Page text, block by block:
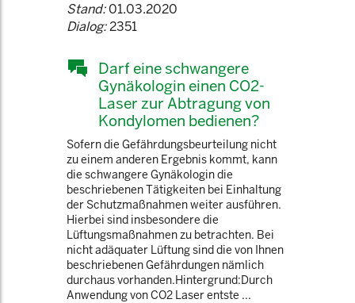
Stand:01.03.2020
Dialog:2351
Darf eine schwangere
Gynäkologin einen CO2-
Laser zur Abtragung von
Kondylomen bedienen?
Sofern die Gefährdungsbeurteilung nicht
zu einem anderen Ergebnis kommt, kann
die schwangere Gynäkologin die
beschriebenen Tätigkeiten bei Einhaltung
der Schutzmaßnahmen weiter ausführen.
Hierbei sind insbesondere die
Lüftungsmaßnahmen zu betrachten. Bei
nicht adäquater Lüftung sind die von Ihnen
beschriebenen Gefährdungen nämlich
durchaus vorhanden.Hintergrund:Durch
Anwendung von CO2 Laser entste ...